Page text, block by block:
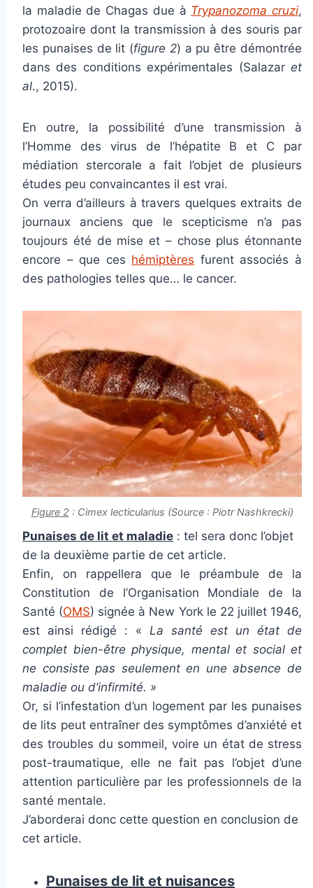
la maladie de Chagas due à Trypanozoma cruzi,
protozoaire dont la transmission à des souris par
les punaises de lit (figure 2) a pu être démontrée
dans des conditions expérimentales (Salazar et
al., 2015).
En outre, la possibilité d’une transmission à
l’Homme des virus de l’hépatite B et C par
médiation stercorale a fait l’objet de plusieurs
études peu convaincantes il est vrai.
On verra d’ailleurs à travers quelques extraits de
journaux anciens que le scepticisme n’a pas
toujours été de mise et – chose plus étonnante
encore – que ces hémiptères furent associés à
des pathologies telles que… le cancer.
Figure 2 : Cimex lecticularius (Source : Piotr Nashkrecki)
Punaises de lit et maladie : tel sera donc l’objet
de la deuxième partie de cet article.
Enfin, on rappellera que le préambule de la
Constitution de l’Organisation Mondiale de la
Santé (OMS) signée à New York le 22 juillet 1946,
est ainsi rédigé : « La santé est un état de
complet bien-être physique, mental et social et
ne consiste pas seulement en une absence de
maladie ou d’infirmité. »
Or, si l’infestation d’un logement par les punaises
de lits peut entraîner des symptômes d’anxiété et
des troubles du sommeil, voire un état de stress
post-traumatique, elle ne fait pas l’objet d’une
attention particulière par les professionnels de la
santé mentale.
J’aborderai donc cette question en conclusion de
cet article.
Punaises de lit et nuisances